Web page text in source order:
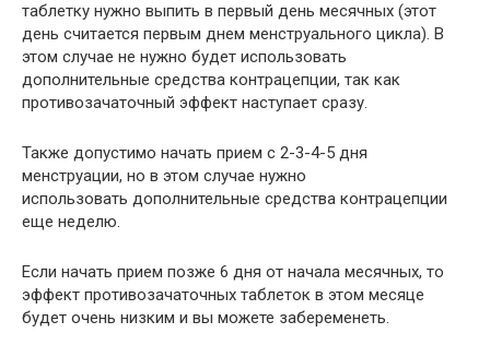
таблетку нужно выпить в первый день месячных (этот
день считается первым днем менструального цикла). В
этом случае не нужно будет использовать
дополнительные средства контрацепции, так как
противозачаточный эффект наступает сразу.
Также допустимо начать прием с 2-3-4-5 дня
менструации, но в этом случае нужно
использовать дополнительные средства контрацепции
еще неделю.
Если начать прием позже 6 дня от начала месячных, то
эффект противозачаточных таблеток в этом месяце
будет очень низким и вы можете забеременеть.